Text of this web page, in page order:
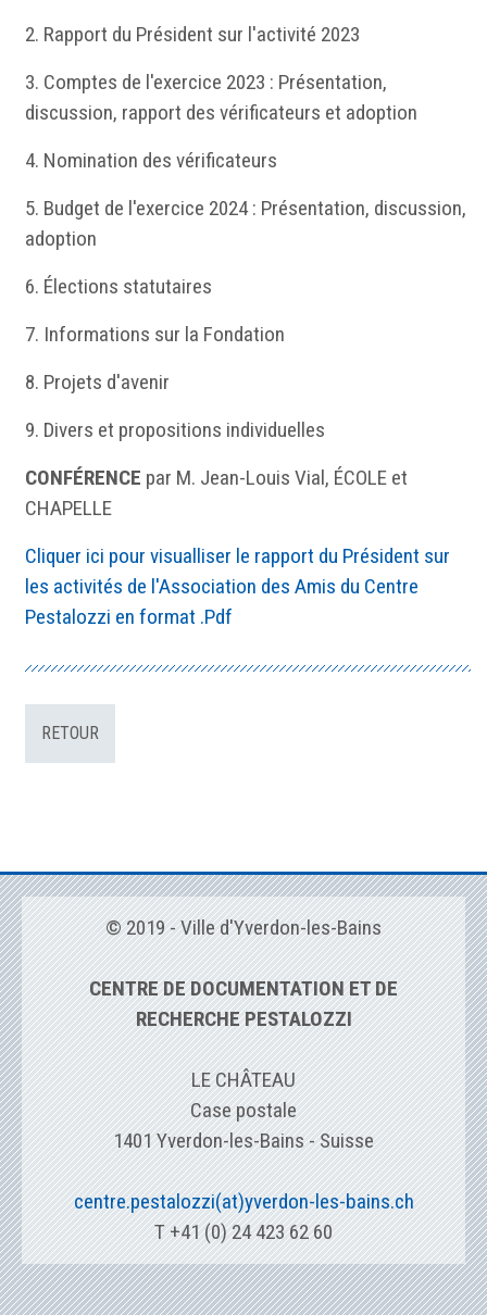
2. Rapport du Président sur l'activité 2023
3. Comptes de l'exercice 2023 : Présentation,
discussion, rapport des vérificateurs et adoption
4. Nomination des vérificateurs
5. Budget de l'exercice 2024 : Présentation, discussion,
adoption
6. Élections statutaires
7. Informations sur la Fondation
8. Projets d'avenir
9. Divers et propositions individuelles
CONFÉRENCE par M. Jean-Louis Vial, ÉCOLE et
CHAPELLE
Cliquer ici pour visualliser le rapport du Président sur
les activités de l'Association des Amis du Centre
Pestalozzi en format .Pdf
RETOUR
© 2019 - Ville d'Yverdon-les-Bains
CENTRE DE DOCUMENTATION ET DE
RECHERCHE PESTALOZZI
LE CHÂTEAU
Case postale
1401 Yverdon-les-Bains - Suisse
centre.pestalozzi(at)yverdon-les-bains.ch
T +41 (0) 24 423 62 60